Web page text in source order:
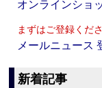
オンラインショ
まずはご登録くだ
メールニュース
新着記事